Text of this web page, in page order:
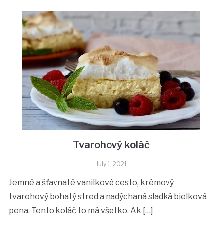
Tvarohový koláč
July 1, 2021
Jemné a šťavnaté vanilkové cesto, krémový
tvarohový bohatý stred a nadýchaná sladká bielková
pena. Tento koláč to má všetko. Ak […]